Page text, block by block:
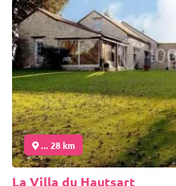
... 28 km
La Villa du Hautsart
Jodoigne - Brabant wallon (WBR)
Demeure de caractère / Villa
Location de salle de mariage :
atouts non négligeables
Gobertange retirée dans la